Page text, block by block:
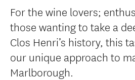
For the wine lovers;
those wanting to take a
Clos Henri’s history, this
our unique approach to
Marlborough.